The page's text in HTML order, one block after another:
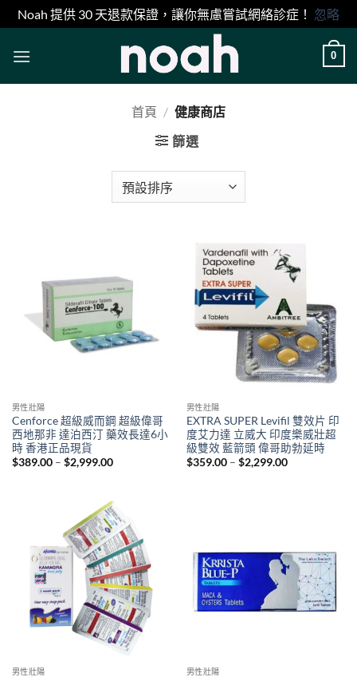
Noah 提供 30 天退款保證，讓你無慮嘗試網絡診症！ 忽略
0
首頁 / 健康商店
篩選
男性壯陽
Cenforce 超級威而鋼 超級偉哥
西地那非 達泊西汀 藥效長達6小
時 香港正品現貨
$389.00 – $2,999.00Price
$2,999.00
男性壯陽
EXTRA SUPER Levifil 雙效片 印
度艾力達 立威大 印度樂威壯超
級雙效 藍箭頭 偉哥助勃延時
$359.00 – $2,299.00Price
男性壯陽 男性壯陽